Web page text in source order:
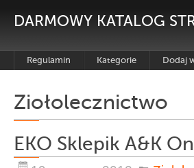
DARMOWY KATALOG
Regulamin Kategorie Dodaj
Ziołolecznictwo
EKO Sklepik A&K